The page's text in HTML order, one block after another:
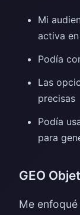
Mi
activa
Podía
Las
precisas
Podía
para
GEO
Me